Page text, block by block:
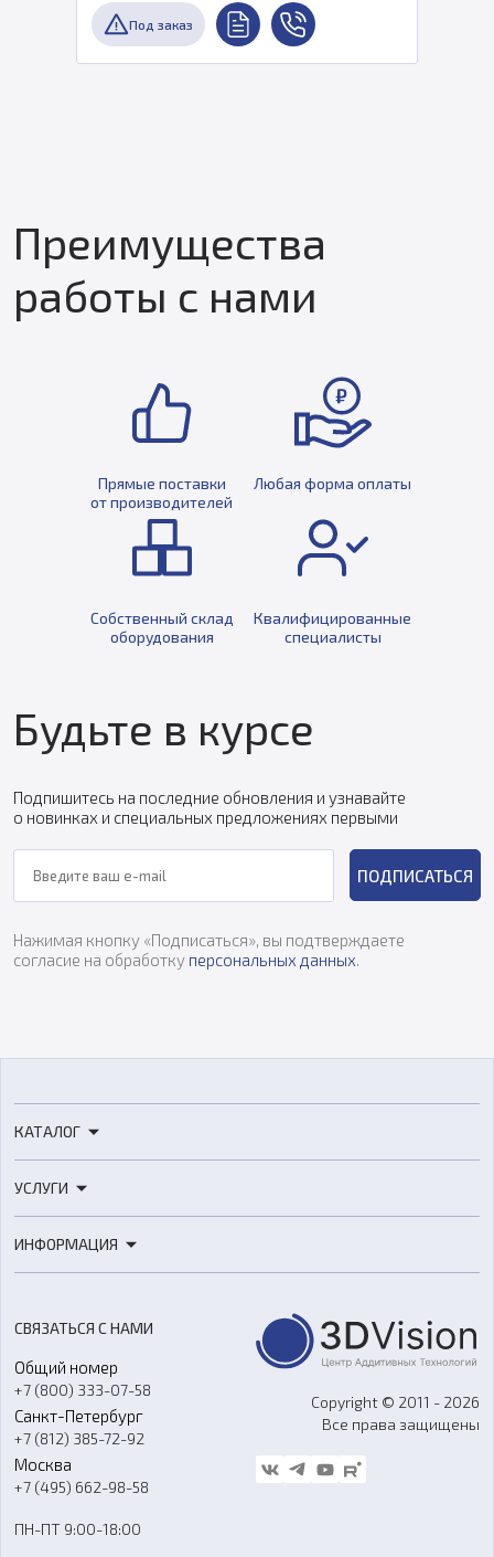
Под заказ
Преимущества
работы с нами
Прямые поставки
от производителей
Любая форма оплаты
Собственный склад
оборудования
Квалифицированные
специалисты
Будьте в курсе
Подпишитесь на последние обновления и узнавайте
о новинках и специальных предложениях первыми
ПОДПИСАТЬСЯ
Нажимая кнопку «Подписаться», вы подтверждаете
согласие на обработку персональных данных.
КАТАЛОГ
3D-сканеры
Расходные материалы
Оборудование и материалы для вакуумного литья
Аксессуары и прочее оборудование
Программное обеспечение
УСЛУГИ
3D-моделирование
Ремонт и услуги
ИНФОРМАЦИЯ
О компании
Контакты
Гос. закупки
Стать дилером
Блог
СВЯЗАТЬСЯ С НАМИ
Общий номер
+7 (800) 333-07-58
Санкт-Петербург
+7 (812) 385-72-92
Москва
+7 (495) 662-98-58
ПН-ПТ 9:00-18:00
Copyright © 2011 - 2026
Все права защищены